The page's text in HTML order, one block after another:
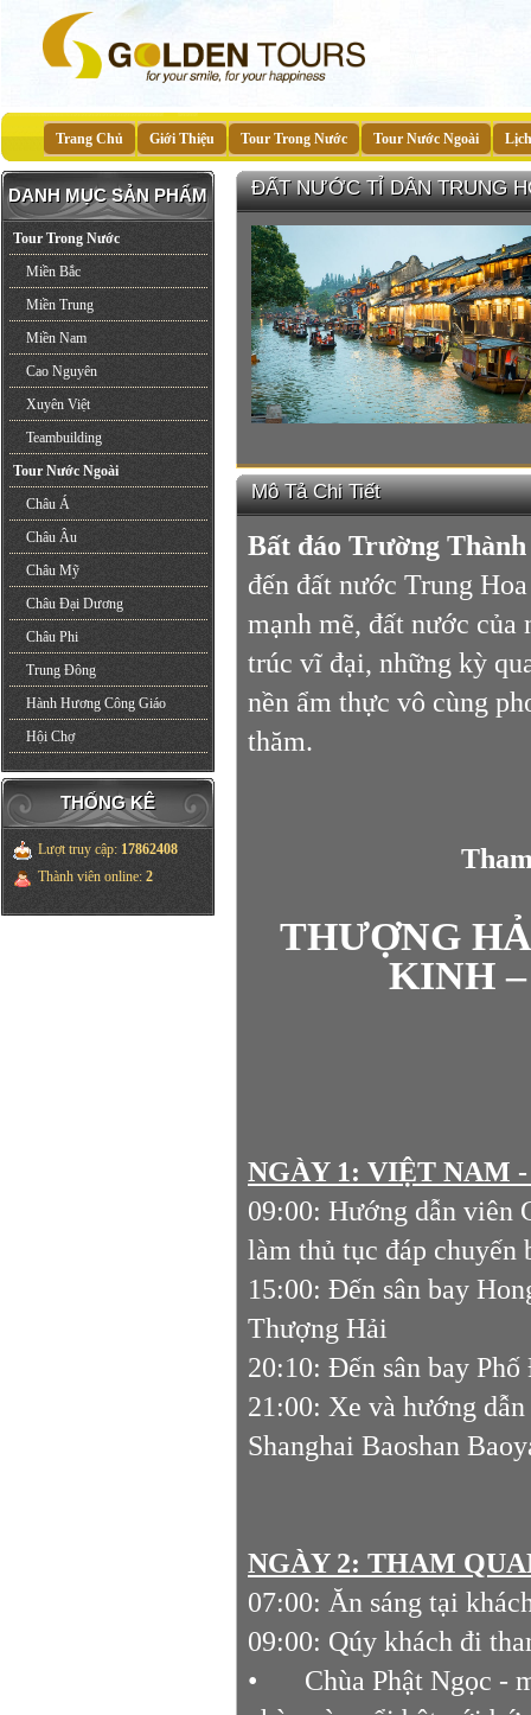
Trang Chủ Giới Thiệu Tour Trong Nước Tour Nước Ngoài
DANH MỤC SẢN PHẨM
Tour Trong Nước
Miền Bắc
Miền Trung
Miền Nam
Cao Nguyên
Xuyên Việt
Teambuilding
Tour Nước Ngoài
Châu Á
Châu Âu
Châu Mỹ
Châu Đại Dương
Châu Phi
Trung Đông
Hành Hương Công Giáo
Hội Chợ
THỐNG KÊ
Lượt truy cập: 17862408
Thành viên online: 2
ĐẤT NƯỚC TỈ DÂN TRUNG
Mô Tả Chi Tiết
Bất đáo Trường
đến đất nước Trung
mạnh mẽ, đất nước của
trúc vĩ đại, những kỳ
nền ẩm thực vô cùng
thăm.
THƯỢNG
KINH
NGÀY 1: VIỆT NAM
09:00: Hướng dẫn viên
làm thủ tục đáp
15:00: Đến sân bay
Thượng Hải
20:10: Đến sân bay
21:00: Xe và hướng
Shanghai Baoshan
NGÀY 2: THAM
07:00: Ăn sáng tại
09:00: Qúy khách đi
•
Chùa Phật Ngọc -